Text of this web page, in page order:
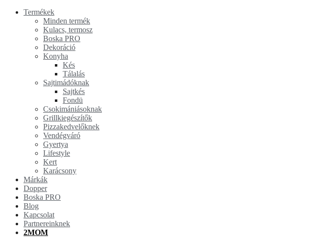
Termékek
Minden termék
Kulacs, termosz
Boska PRO
Dekoráció
Konyha
Kés
Tálalás
Sajtimádóknak
Sajtkés
Fondü
Csokimániásoknak
Grillkiegészítők
Pizzakedvelőknek
Vendégváró
Gyertya
Lifestyle
Kert
Karácsony
Márkák
Dopper
Boska PRO
Blog
Kapcsolat
Partnereinknek
2MOM